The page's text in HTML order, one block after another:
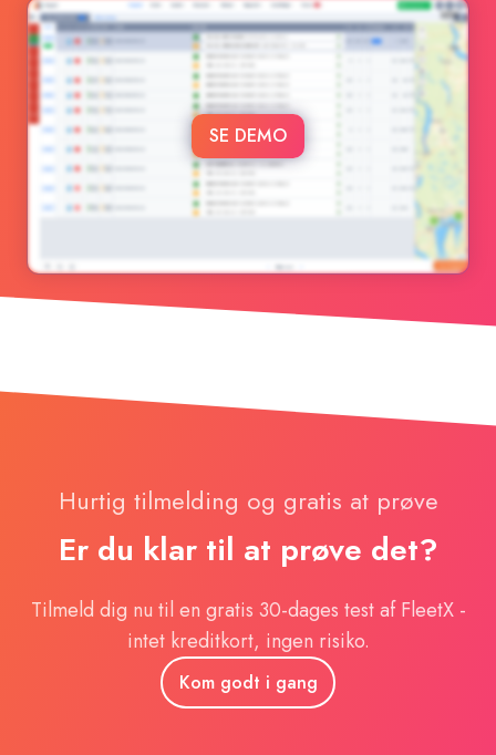
SE DEMO
Hurtig tilmelding og gratis at prøve
Er du klar til at prøve det?
Tilmeld dig nu til en gratis 30-dages test af FleetX -
intet kreditkort, ingen risiko.
Kom godt i gang